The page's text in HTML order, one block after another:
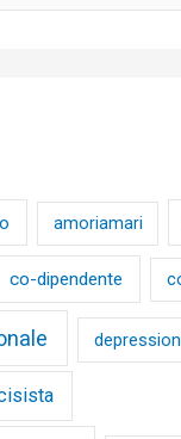
amoriamari
co-dipendente